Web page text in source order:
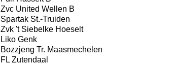
Zvc United Wellen B
Spartak St.-Truiden
Zvk 't Siebelke Hoeselt
Liko Genk
Bozzjeng Tr. Maasmechelen
FL Zutendaal